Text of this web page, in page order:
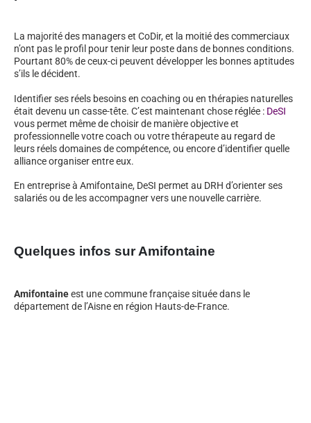
La majorité des managers et CoDir, et la moitié des commerciaux
n’ont pas le profil pour tenir leur poste dans de bonnes conditions.
Pourtant 80% de ceux-ci peuvent développer les bonnes aptitudes
s’ils le décident.
Identifier ses réels besoins en coaching ou en thérapies naturelles
était devenu un casse-tête. C’est maintenant chose réglée : DeSI
vous permet même de choisir de manière objective et
professionnelle votre coach ou votre thérapeute au regard de
leurs réels domaines de compétence, ou encore d’identifier quelle
alliance organiser entre eux.
En entreprise à Amifontaine, DeSI permet au DRH d’orienter ses
salariés ou de les accompagner vers une nouvelle carrière.
Quelques infos sur Amifontaine
Amifontaineest une commune française située dans le
département de l’Aisne en région Hauts-de-France.